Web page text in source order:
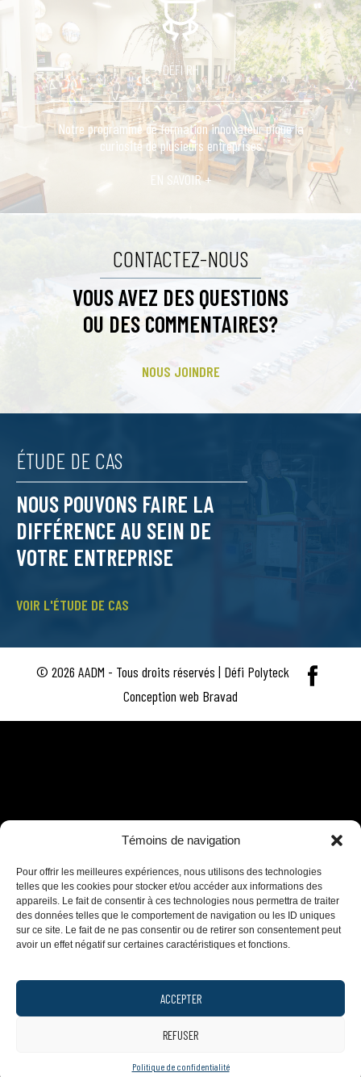
Témoins de navigation
Pour offrir les meilleures expériences, nous utilisons des technologies
telles que les cookies pour stocker et/ou accéder aux informations des
appareils. Le fait de consentir à ces technologies nous permettra de traiter
des données telles que le comportement de navigation ou les ID uniques
sur ce site. Le fait de ne pas consentir ou de retirer son consentement peut
avoir un effet négatif sur certaines caractéristiques et fonctions.
ACCEPTER
REFUSER
Politique de confidentialité
DÉFI RH
Notre programme de formation innovateur pique la
curiosité de plusieurs entreprises
EN SAVOIR +
CONTACTEZ-NOUS
VOUS AVEZ DES QUESTIONS
OU DES COMMENTAIRES?
NOUS JOINDRE
ÉTUDE DE CAS
NOUS POUVONS FAIRE LA
DIFFÉRENCE AU SEIN DE
VOTRE ENTREPRISE
VOIR L'ÉTUDE DE CAS
© 2026 AADM - Tous droits réservés | Défi Polyteck
Conception web Bravad